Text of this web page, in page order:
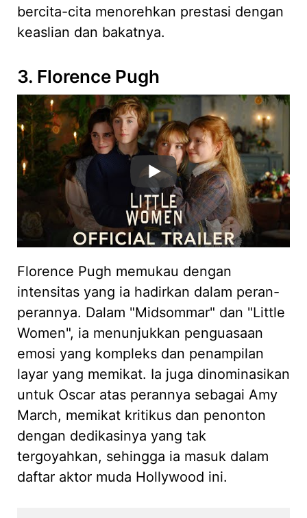
bercita-cita menorehkan prestasi dengan
keaslian dan bakatnya.
3. Florence Pugh
Florence Pugh memukau dengan
intensitas yang ia hadirkan dalam peran-
perannya. Dalam "Midsommar" dan "Little
Women", ia menunjukkan penguasaan
emosi yang kompleks dan penampilan
layar yang memikat. Ia juga dinominasikan
untuk Oscar atas perannya sebagai Amy
March, memikat kritikus dan penonton
dengan dedikasinya yang tak
tergoyahkan, sehingga ia masuk dalam
daftar aktor muda Hollywood ini.